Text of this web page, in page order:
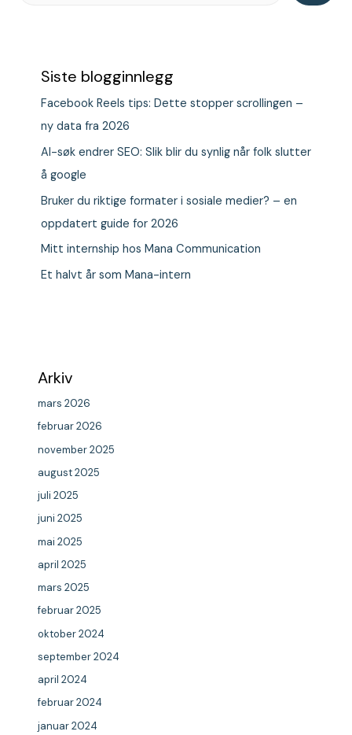
Siste blogginnlegg
Facebook Reels tips: Dette stopper scrollingen –
ny data fra 2026
AI-søk endrer SEO: Slik blir du synlig når folk slutter
å google
Bruker du riktige formater i sosiale medier? – en
oppdatert guide for 2026
Mitt internship hos Mana Communication
Et halvt år som Mana-intern
Arkiv
mars 2026
februar 2026
november 2025
august 2025
juli 2025
juni 2025
mai 2025
april 2025
mars 2025
februar 2025
oktober 2024
september 2024
april 2024
februar 2024
januar 2024